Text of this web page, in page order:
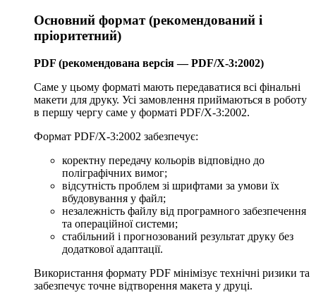
Основний формат (рекомендований і
пріоритетний)
PDF (рекомендована версія — PDF/X-3:2002)
Саме у цьому форматі мають передаватися всі фінальні
макети для друку. Усі замовлення приймаються в роботу
в першу чергу саме у форматі PDF/X-3:2002.
Формат PDF/X-3:2002 забезпечує:
коректну передачу кольорів відповідно до
поліграфічних вимог;
відсутність проблем зі шрифтами за умови їх
вбудовування у файл;
незалежність файлу від програмного забезпечення
та операційної системи;
стабільний і прогнозований результат друку без
додаткової адаптації.
Використання формату PDF мінімізує технічні ризики та
забезпечує точне відтворення макета у друці.